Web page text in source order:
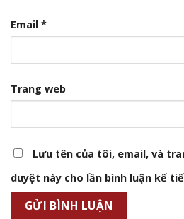
Email *
Trang web
Lưu tên của tôi, email, và
duyệt này cho lần bình luận kế